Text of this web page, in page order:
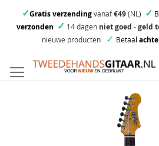
✓Gratis verzendingvanaf€49(NL) ✓
verzonden ✓ 14 dagen niet goed -geld
nieuwe producten
✓ Betaal
direct
door